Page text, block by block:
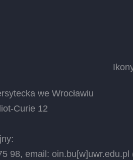
we Wrocławiu
Curie 12
98, email: oin.bu[w]uwr.edu.pl